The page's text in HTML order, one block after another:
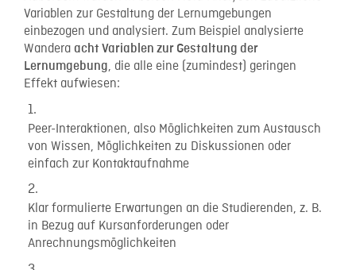
Variablen zur Gestaltung der Lernumgebungen
einbezogen und analysiert. Zum Beispiel analysierte
Wandera acht Variablen zur Gestaltung der
Lernumgebung, die alle eine (zumindest) geringen
Effekt aufwiesen:
Peer-Interaktionen, also Möglichkeiten zum Austausch
von Wissen, Möglichkeiten zu Diskussionen oder
einfach zur Kontaktaufnahme
Klar formulierte Erwartungen an die Studierenden, z. B.
in Bezug auf Kursanforderungen oder
Anrechnungsmöglichkeiten